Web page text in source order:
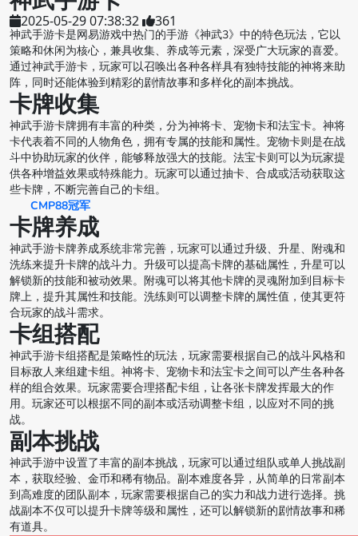
2025-05-29 07:38:32 361
神武手游卡是网易游戏中热门的手游《神武3》中的特色玩法，它以
策略和休闲为核心，兼具收集、养成等元素，深受广大玩家的喜爱。
通过神武手游卡，玩家可以召唤出各种各样具有独特技能的神将来助
阵，同时还能体验到精彩的剧情故事和多样化的副本挑战。
卡牌收集
神武手游卡牌拥有丰富的种类，分为神将卡、宠物卡和法宝卡。神将
卡代表着不同的人物角色，拥有专属的技能和属性。宠物卡则是在战
斗中协助玩家的伙伴，能够释放强大的技能。法宝卡则可以为玩家提
供各种增益效果或特殊能力。玩家可以通过抽卡、合成或活动获取这
些卡牌，不断完善自己的卡组。
CMP88冠军
卡牌养成
神武手游卡牌养成系统非常完善，玩家可以通过升级、升星、附魂和
洗练来提升卡牌的战斗力。升级可以提高卡牌的基础属性，升星可以
解锁新的技能和被动效果。附魂可以将其他卡牌的灵魂附加到目标卡
牌上，提升其属性和技能。洗练则可以调整卡牌的属性值，使其更符
合玩家的战斗需求。
卡组搭配
神武手游卡组搭配是策略性的玩法，玩家需要根据自己的战斗风格和
目标敌人来组建卡组。神将卡、宠物卡和法宝卡之间可以产生各种各
样的组合效果。玩家需要合理搭配卡组，让各张卡牌发挥最大的作
用。玩家还可以根据不同的副本或活动调整卡组，以应对不同的挑
战。
副本挑战
神武手游中设置了丰富的副本挑战，玩家可以通过组队或单人挑战副
本，获取经验、金币和稀有物品。副本难度各异，从简单的日常副本
到高难度的团队副本，玩家需要根据自己的实力和战力进行选择。挑
战副本不仅可以提升卡牌等级和属性，还可以解锁新的剧情故事和稀
有道具。